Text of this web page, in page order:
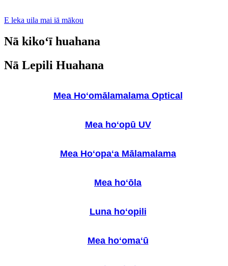
E leka uila mai iā mākou
Nā kikoʻī huahana
Nā Lepili Huahana
Mea Hoʻomālamalama Optical
Mea hoʻopū UV
Mea Hoʻopaʻa Mālamalama
Mea hoʻōla
Luna hoʻopili
Mea hoʻomaʻū